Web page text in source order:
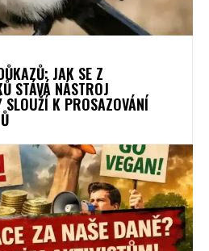
JAK SE Z
STÁVÁ NÁSTROJ
SLOUŽÍ K PROSAZOVÁNÍ